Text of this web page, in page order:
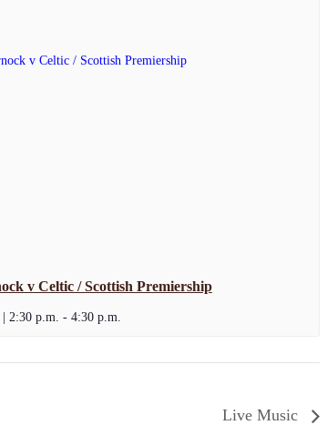
v Celtic / Scottish Premiership
2:30 p.m. - 4:30 p.m.
Live Music